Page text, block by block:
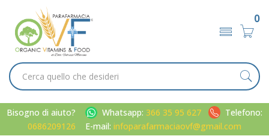
0
Bisogno di aiuto? Whatsapp: 366 35 95 627
Telefono:
0686209126
E-mail: infoparafarmaciaovf@gmail.com